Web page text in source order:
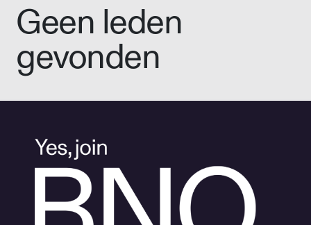
Geen leden
gevonden